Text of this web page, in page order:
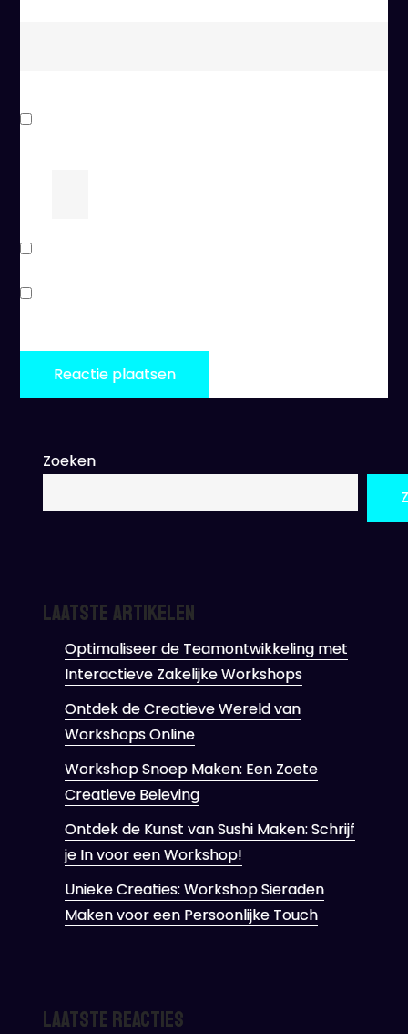
Zoeken
Laatste artikelen
Optimaliseer de Teamontwikkeling met
Interactieve Zakelijke Workshops
Ontdek de Creatieve Wereld van
Workshops Online
Workshop Snoep Maken: Een Zoete
Creatieve Beleving
Ontdek de Kunst van Sushi Maken: Schrijf
je In voor een Workshop!
Unieke Creaties: Workshop Sieraden
Maken voor een Persoonlijke Touch
Laatste reacties